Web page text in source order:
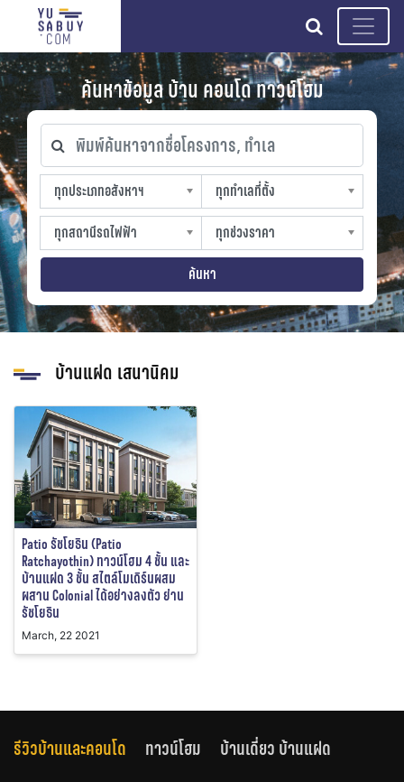
search
ค้นหาข้อมูล บ้าน คอนโด ทาวน์โฮม
พิมพ์ค้นหาจากชื่อโครงการ, ทำเล
ทุกประเภทอสังหาฯ
ทุกประเภทอสังหาฯ
sproperty
ทุกทำเลที่ตั้ง
ทุกทำเลที่ตั้ง
slocation
ทุกสถานีรถไฟฟ้า
ทุกสถานีรถไฟฟ้า
strain-station
ทุกช่วงราคา
ทุกช่วงราคา
sprice
ค้นหา
บ้านแฝด เสนานิคม
Patio รัชโยธิน (Patio
Ratchayothin) ทาวน์โฮม 4 ชั้น และ
บ้านแฝด 3 ชั้น สไตล์โมเดิร์นผสม
ผสาน Colonial ได้อย่างลงตัว ย่าน
รัชโยธิน
March, 22 2021
รีวิวบ้านและคอนโด ทาวน์โฮม
บ้านเดี่ยว บ้านแฝด